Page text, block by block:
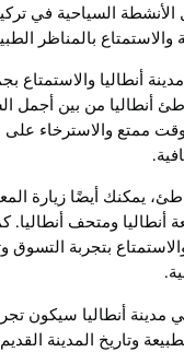
السياحية في
بالمناظر
أنطاليا والاستمتاع
أنطاليا من بين أجمل
ممتع والاسترخاء على
يمكنك أيضًا زيارة
أنطاليا ومتحف
والاستمتاع بتجربة
أنطاليا سيكون
وتاريخ المدينة